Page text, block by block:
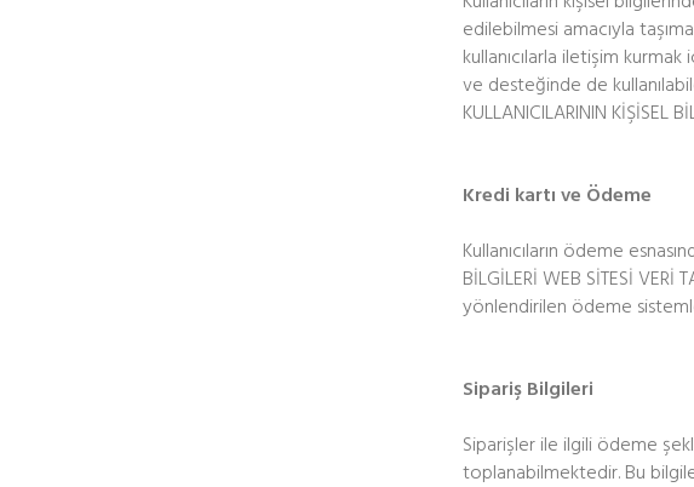
edilebilmesi amacıyla
kullanıcılarla iletişim
ve desteğinde de
KULLANICILARININ KİŞİSEL
Kredi kartı ve Ödeme
Kullanıcıların ödeme
BİLGİLERİ WEB SİTESİ
yönlendirilen ödeme
Sipariş Bilgileri
Siparişler ile ilgili ödeme
toplanabilmektedir. Bu